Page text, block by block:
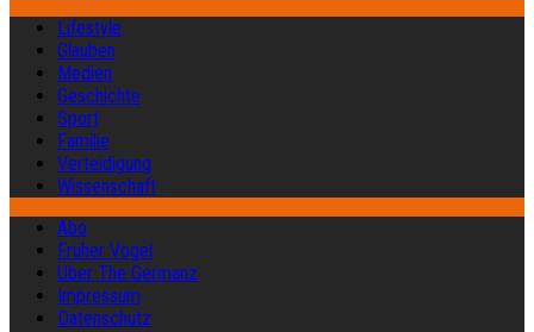
Lifestyle
Glauben
Medien
Geschichte
Sport
Familie
Verteidigung
Wissenschaft
Abo
Früher Vogel
Über The Germanz
Impressum
Datenschutz